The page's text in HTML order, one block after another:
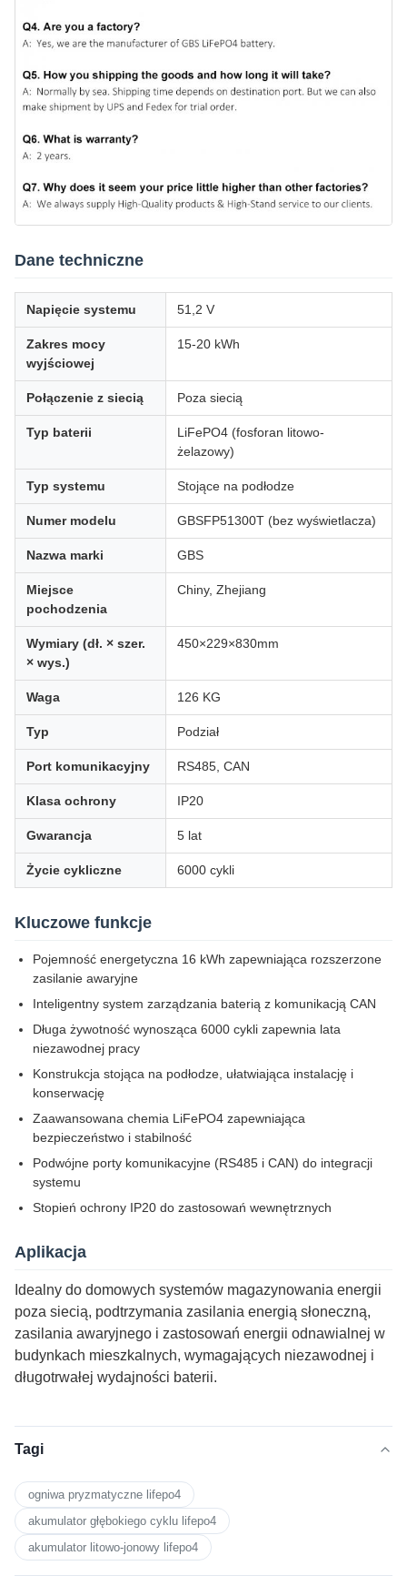
Dane techniczne
Napięcie systemu 51,2 V
Zakres mocy
wyjściowej
15-20 kWh
Połączenie z siecią Poza siecią
Typ baterii
LiFePO4 (fosforan litowo-
żelazowy)
Typ systemu Stojące na podłodze
Numer modelu GBSFP51300T (bez wyświetlacza)
Nazwa marki GBS
Miejsce
pochodzenia
Chiny, Zhejiang
Wymiary (dł. × szer.
× wys.)
450×229×830mm
Waga 126 KG
Typ Podział
Port komunikacyjny RS485, CAN
Klasa ochrony IP20
Gwarancja 5 lat
Życie cykliczne 6000 cykli
Kluczowe funkcje
Pojemność energetyczna 16 kWh zapewniająca rozszerzone
zasilanie awaryjne
Inteligentny system zarządzania baterią z komunikacją CAN
Długa żywotność wynosząca 6000 cykli zapewnia lata
niezawodnej pracy
Konstrukcja stojąca na podłodze, ułatwiająca instalację i
konserwację
Zaawansowana chemia LiFePO4 zapewniająca
bezpieczeństwo i stabilność
Podwójne porty komunikacyjne (RS485 i CAN) do integracji
systemu
Stopień ochrony IP20 do zastosowań wewnętrznych
Aplikacja
Idealny do domowych systemów magazynowania energii
poza siecią, podtrzymania zasilania energią słoneczną,
zasilania awaryjnego i zastosowań energii odnawialnej w
budynkach mieszkalnych, wymagających niezawodnej i
długotrwałej wydajności baterii.
Tagi
ogniwa pryzmatyczne lifepo4
akumulator głębokiego cyklu lifepo4
akumulator litowo-jonowy lifepo4